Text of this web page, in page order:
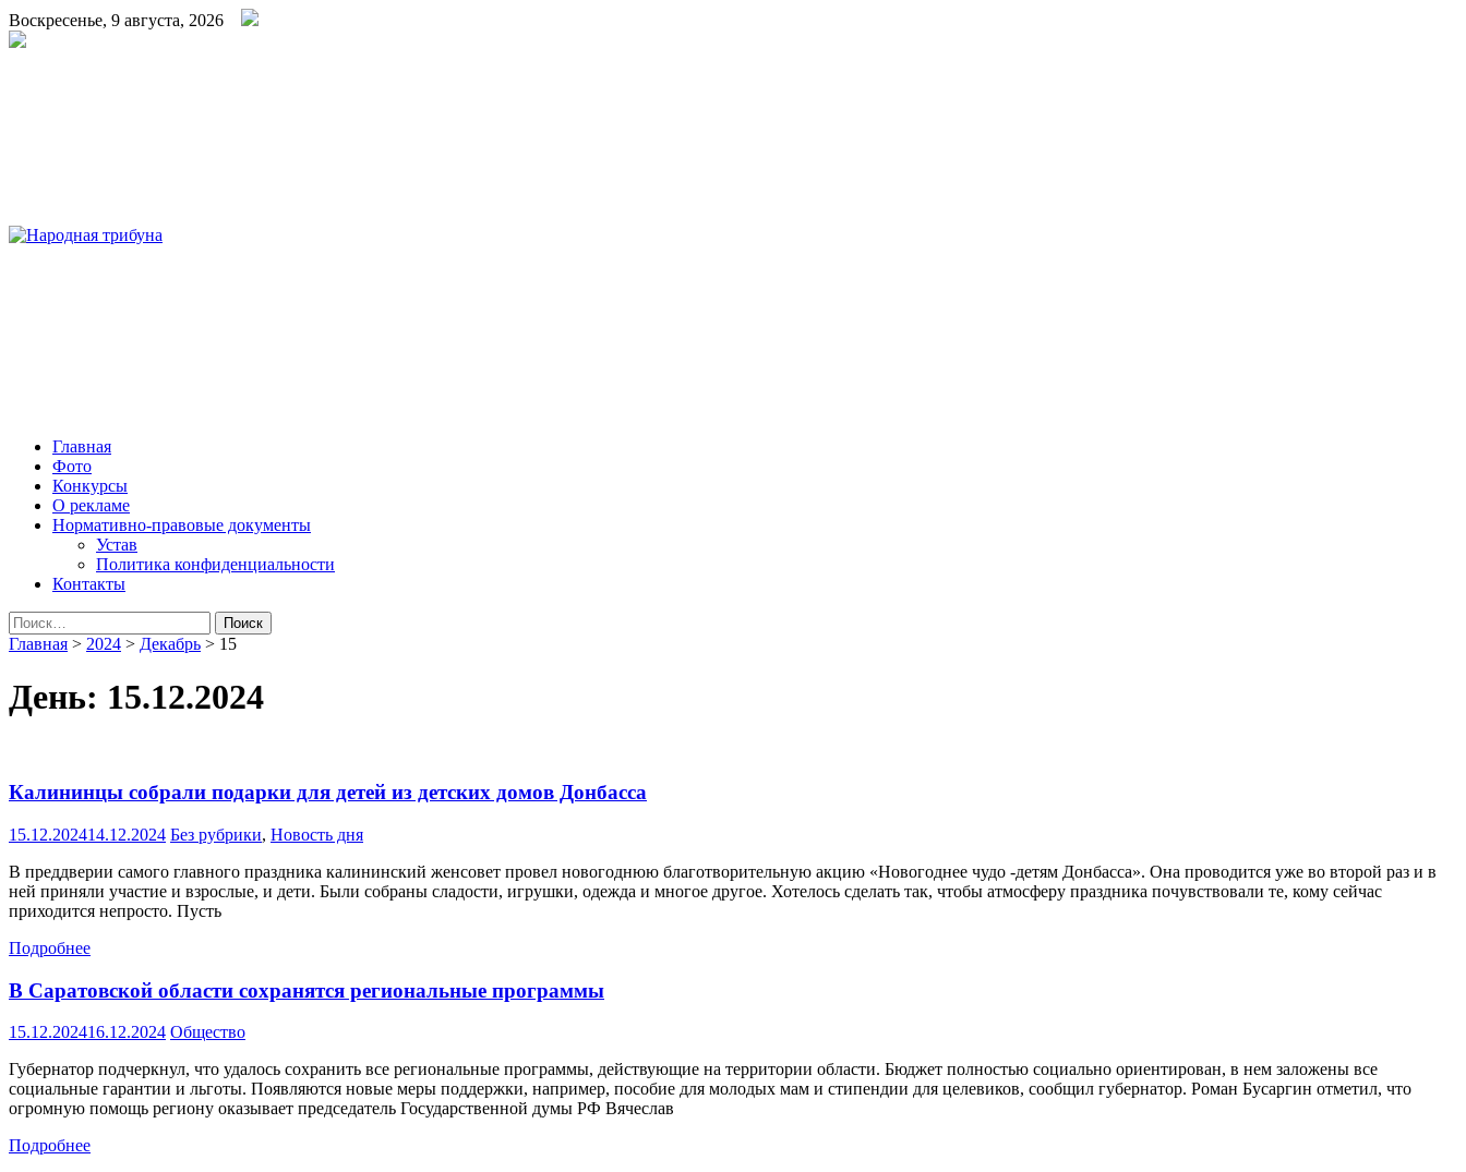
Воскресенье, 9 августа, 2026
Народная трибуна
Калининская районная газета
Главная
Фото
Конкурсы
О рекламе
Нормативно-правовые документы
Устав
Политика конфиденциальности
Контакты
Найти:
Главная > 2024 > Декабрь > 15
День: 15.12.2024
Калининцы собрали подарки для детей из детских домов Донбасса
15.12.202414.12.2024 Без рубрики, Новость дня
В преддверии самого главного праздника калининский женсовет провел новогоднюю благотворительную акцию «Новогоднее чудо -детям Донбасса». Она проводится уже во второй раз и в
ней приняли участие и взрослые, и дети. Были собраны сладости, игрушки, одежда и многое другое. Хотелось сделать так, чтобы атмосферу праздника почувствовали те, кому сейчас
приходится непросто. Пусть
Подробнее
В Саратовской области сохранятся региональные программы
15.12.202416.12.2024 Общество
Губернатор подчеркнул, что удалось сохранить все региональные программы, действующие на территории области. Бюджет полностью социально ориентирован, в нем заложены все
социальные гарантии и льготы. Появляются новые меры поддержки, например, пособие для молодых мам и стипендии для целевиков, сообщил губернатор. Роман Бусаргин отметил, что
огромную помощь региону оказывает председатель Государственной думы РФ Вячеслав
Подробнее